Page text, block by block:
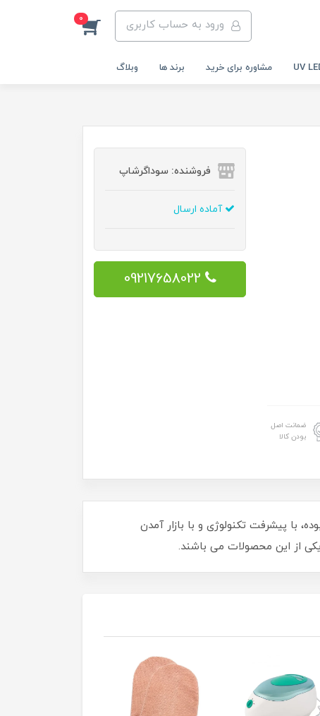
ورود به حساب کاربری 0
مشاوره برای خرید برند ها وبلاگ
ضمانت اصل
بودن کالا
فروشنده: سوداگرشاپ
آماده ارسال
09217658022
با پیشرفت تکنولوژی و با بازار آمدن
از این محصولات می باشند.